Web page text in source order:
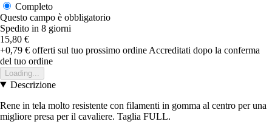
Completo
Questo campo è obbligatorio
Spedito in 8 giorni
15,80 €
+0,79 € offerti sul tuo prossimo ordine Accreditati dopo la conferma
del tuo ordine
Loading...
Descrizione
Rene in tela molto resistente con filamenti in gomma al centro per una
migliore presa per il cavaliere. Taglia FULL.